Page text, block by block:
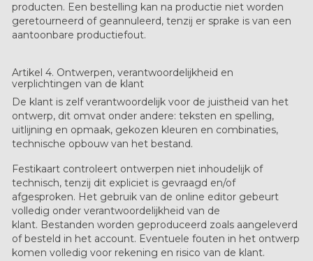
producten. Een bestelling kan na productie niet worden
geretourneerd of geannuleerd, tenzij er sprake is van een
aantoonbare productiefout.
Artikel 4. Ontwerpen, verantwoordelijkheid en
verplichtingen van de klant
De klant is zelf verantwoordelijk voor de juistheid van het
ontwerp, dit omvat onder andere: teksten en spelling, ​
uitlijning en opmaak, gekozen kleuren en combinaties,
technische opbouw van het bestand.
Festikaart controleert ontwerpen niet inhoudelijk of
technisch, tenzij dit expliciet is gevraagd en/of
afgesproken. Het gebruik van de online editor gebeurt
volledig onder verantwoordelijkheid van de
klant. Bestanden worden geproduceerd zoals aangeleverd
of besteld in het account. Eventuele fouten in het ontwerp
komen volledig voor rekening en risico van de klant.